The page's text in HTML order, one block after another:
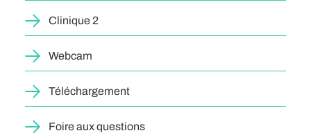
Clinique 2
Webcam
Téléchargement
Foire aux questions